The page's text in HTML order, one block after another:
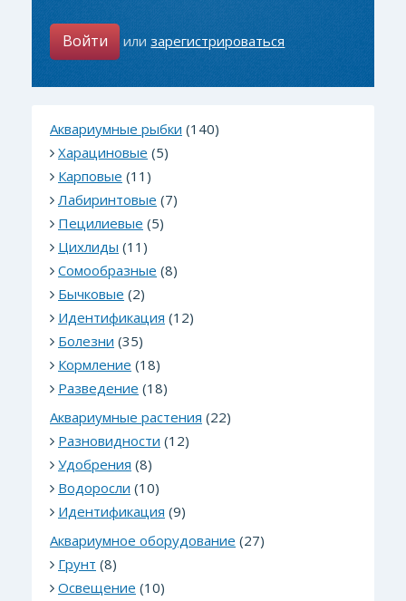
Войти илизарегистрироваться
Аквариумные рыбки (140)
Харациновые (5)
Карповые (11)
Лабиринтовые (7)
Пецилиевые (5)
Цихлиды (11)
Сомообразные (8)
Бычковые (2)
Идентификация (12)
Болезни (35)
Кормление (18)
Разведение (18)
Аквариумные растения (22)
Разновидности (12)
Удобрения (8)
Водоросли (10)
Идентификация (9)
Аквариумное оборудование (27)
Грунт (8)
Освещение (10)